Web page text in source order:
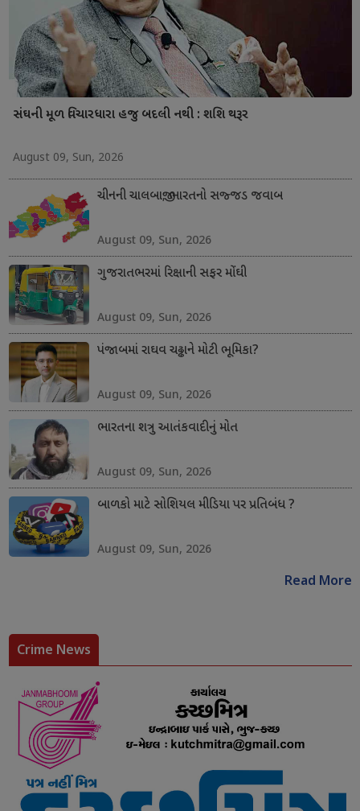
સંઘની મૂળ વિચારધારા હજુ બદલી નથી : શશિ થરૂર
August 09, Sun, 2026
ચીનની ચાલબાજી; ભારતનો સજ્જડ જવાબ
August 09, Sun, 2026
ગુજરાતભરમાં રિક્ષાની સફર મોંઘી
August 09, Sun, 2026
પંજાબમાં રાઘવ ચઢ્ઢાને મોટી ભૂમિકા?
August 09, Sun, 2026
ભારતના શત્રુ આતંકવાદીનું મોત
August 09, Sun, 2026
બાળકો માટે સોશિયલ મીડિયા પર પ્રતિબંધ ?
August 09, Sun, 2026
Read More
Crime News